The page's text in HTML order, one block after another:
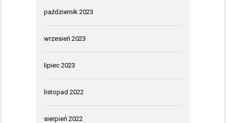
październik 2023
wrzesień 2023
lipiec 2023
listopad 2022
sierpień 2022